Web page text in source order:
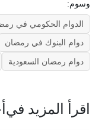
وسوم:
الدوام الحكومي في
دوام البنوك في رمضان
دوام رمضان السعودية
اقرأ المزيد في